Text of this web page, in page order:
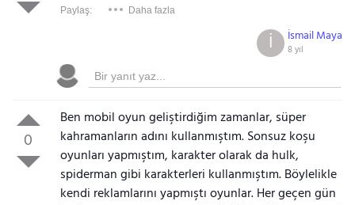
Paylaş: Daha fazla
İsmail Maya
8 yıl
İ
0
Ben mobil oyun geliştirdiğim zamanlar, süper
kahramanların adını kullanmıştım. Sonsuz koşu
oyunları yapmıştım, karakter olarak da hulk,
spiderman gibi karakterleri kullanmıştım. Böylelikle
kendi reklamlarını yapmıştı oyunlar. Her geçen gün